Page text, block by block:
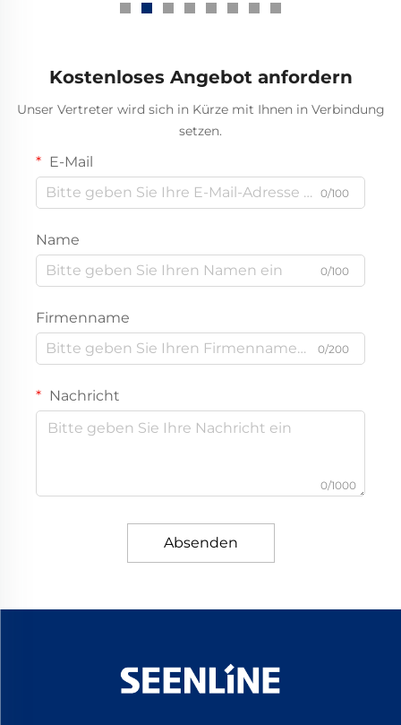
Bussschlauch
Kostenloses Angebot anfordern
Unser Vertreter wird sich in Kürze mit Ihnen in Verbindung
setzen.
E-Mail
0/100
Name
0/100
Firmenname
0/200
Nachricht
0/1000
Absenden